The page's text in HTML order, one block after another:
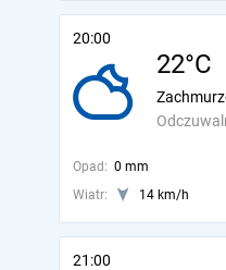
20:00
22°C
Opad: 0 mm
Wiatr:
14 km/h
21:00